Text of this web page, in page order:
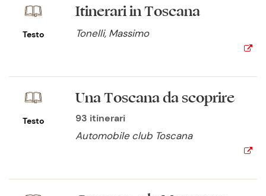
Testo
Itinerari in Toscana
Tonelli, Massimo
Testo
Una Toscana da scoprire
93 itinerari
Automobile club Toscana